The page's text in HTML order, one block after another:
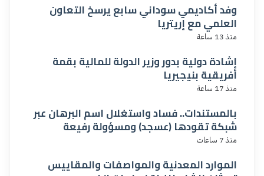
وفد أكاديمي سوداني سابع يرسخ التعاون
العلمي مع إريتريا
منذ 13 ساعة
إشادة دولية بدور وزير الدولة للمالية بقمة
أفريقية بنيجيريا
منذ 17 ساعة
بالمستندات.. فساد واستغلال اسم البرهان عبر
شبكة تقودها (عسجد) ومسؤولة رفيعة
منذ 7 ساعات
الموارد المعدنية والمواصفات والمقاييس